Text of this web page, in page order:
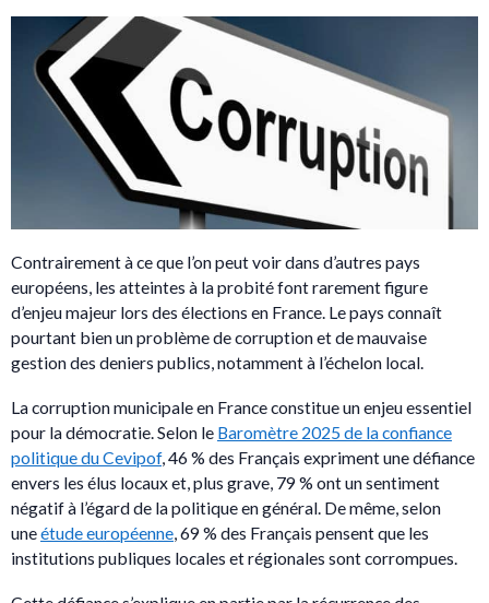
Contrairement à ce que l’on peut voir dans d’autres pays
européens, les atteintes à la probité font rarement figure
d’enjeu majeur lors des élections en France. Le pays connaît
pourtant bien un problème de corruption et de mauvaise
gestion des deniers publics, notamment à l’échelon local.
La corruption municipale en France constitue un enjeu essentiel
pour la démocratie. Selon le Baromètre 2025 de la confiance
politique du Cevipof, 46 % des Français expriment une défiance
envers les élus locaux et, plus grave, 79 % ont un sentiment
négatif à l’égard de la politique en général. De même, selon
uneétude européenne , 69 % des Français pensent que les
institutions publiques locales et régionales sont corrompues.